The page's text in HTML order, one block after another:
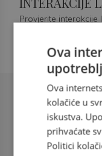
Šećerna
doc. dr. sc. Višnja Kokić
dr.med., specijalististica
Provjerite
Ova
Ova
kolačiće u
iskustva.
prihvaćate
Politici